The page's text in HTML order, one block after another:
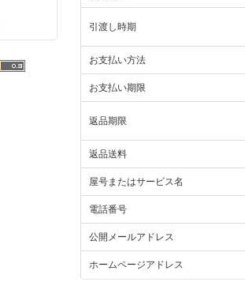
引渡し時期
お支払い方法
お支払い期限
返品期限
返品送料
屋号またはサービス名
電話番号
公開メールアドレス
ホームページアドレス